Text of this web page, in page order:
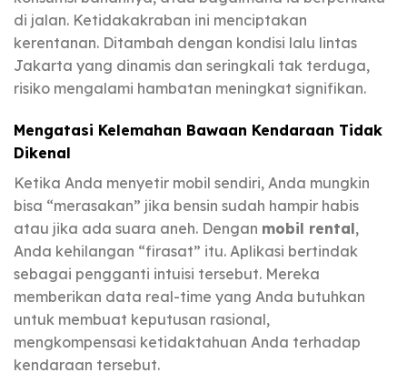
di jalan. Ketidakakraban ini menciptakan
kerentanan. Ditambah dengan kondisi lalu lintas
Jakarta yang dinamis dan seringkali tak terduga,
risiko mengalami hambatan meningkat signifikan.
Mengatasi Kelemahan Bawaan Kendaraan Tidak
Dikenal
Ketika Anda menyetir mobil sendiri, Anda mungkin
bisa “merasakan” jika bensin sudah hampir habis
atau jika ada suara aneh. Dengan mobil rental,
Anda kehilangan “firasat” itu. Aplikasi bertindak
sebagai pengganti intuisi tersebut. Mereka
memberikan data real-time yang Anda butuhkan
untuk membuat keputusan rasional,
mengkompensasi ketidaktahuan Anda terhadap
kendaraan tersebut.